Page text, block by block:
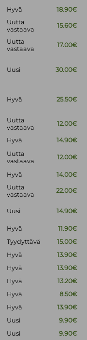
Hyvä 18.90€
Uutta
vastaava
15.60€
Uutta
vastaava
17.00€
Uusi 30.00€
Hyvä 25.50€
Uutta
vastaava
12.00€
Hyvä
14.90€
Uutta
vastaava
12.00€
Hyvä 14.00€
Uutta
vastaava
22.00€
Uusi 14.90€
Hyvä
11.90€
Tyydyttävä
15.00€
Hyvä
13.90€
Hyvä
13.90€
Hyvä
13.20€
Hyvä
8.50€
Hyvä
13.90€
Uusi
9.90€
Uusi 9.90€